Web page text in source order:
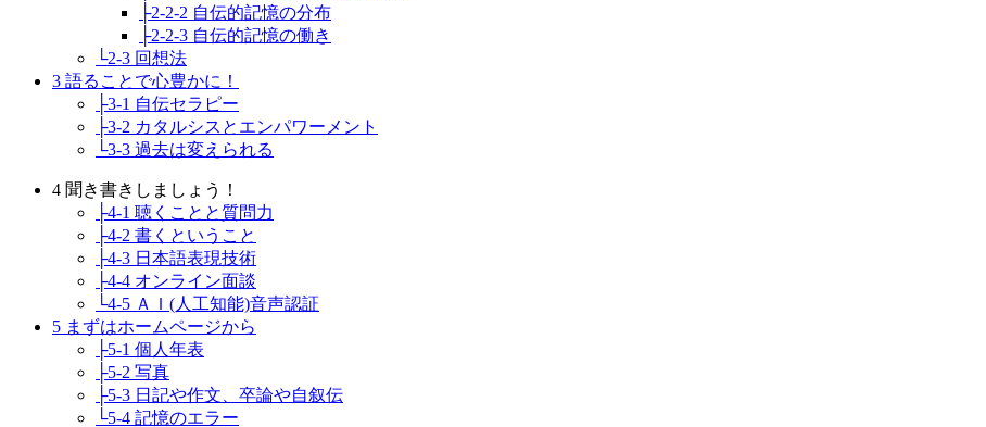
├2-2-2 自伝的記憶の分布
├2-2-3 自伝的記憶の働き
└2-3 回想法
3 語ることで心豊かに！
├3-1 自伝セラピー
├3-2 カタルシスとエンパワーメント
└3-3 過去は変えられる
4 聞き書きしましょう！
├4-1 聴くことと質問力
├4-2 書くということ
├4-3 日本語表現技術
├4-4 オンライン面談
└4-5 ＡＩ(人工知能)音声認証
5 まずはホームページから
├5-1 個人年表
├5-2 写真
├5-3 日記や作文、卒論や自叙伝
└5-4 記憶のエラー